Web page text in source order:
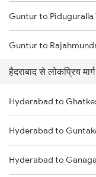
Hyderabad to
Hyderabad to
Hyderabad to Gooty
Guntur to Piduguralla
Guntur to
Guntur to
Guntur to
Guntur to
Guntur to Tenali
हैदराबाद से लोकप्रिय मार्ग
Hyderabad to
Hyderabad to
Hyderabad to